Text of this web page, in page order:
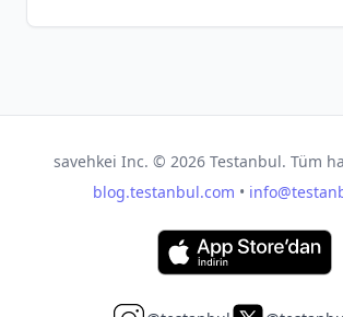
savehkei Inc. © 2026Testanbul. Tüm
blog.testanbul.com •